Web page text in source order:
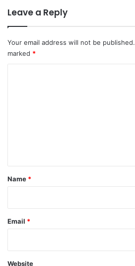
Leave a Reply
Your email address will not be published.
marked *
*
Name *
Email *
Website